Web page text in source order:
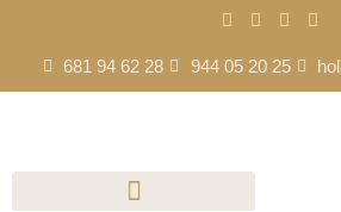
681 94 62 28 944 05 20 25